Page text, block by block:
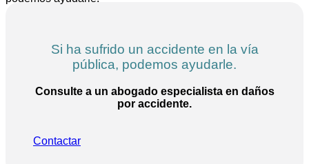
Si ha sufrido un accidente en la vía
pública, podemos ayudarle.
Consulte a un abogado especialista en daños
por accidente.
Contactar